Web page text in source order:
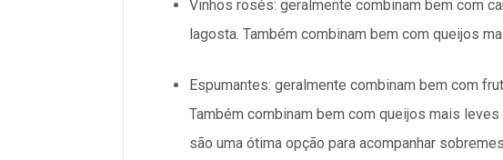
Vinhos rosés: geralmente combinam bem com
lagosta. Também combinam bem com queijos
Espumantes: geralmente combinam bem com
Também combinam bem com queijos mais
são uma ótima opção para acompanhar